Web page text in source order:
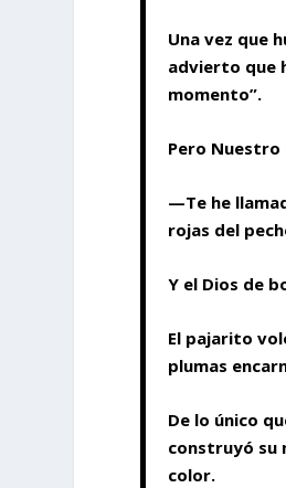
Una vez que
advierto que
momento”.
Pero Nuestro
—Te he
rojas del
Y el Dios de
El pajarito
plumas
De lo único
construyó su
color.